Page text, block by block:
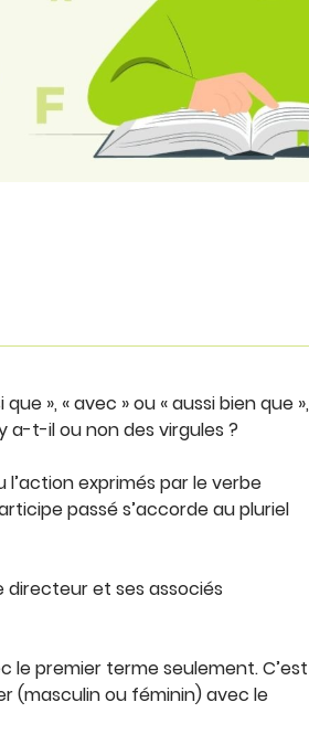
», « avec » ou « aussi bien que »,
a-t-il ou non des virgules ?
l’action exprimés par le verbe
passé s’accorde au pluriel
directeur et ses associés
le premier terme seulement. C’est
(masculin ou féminin) avec le